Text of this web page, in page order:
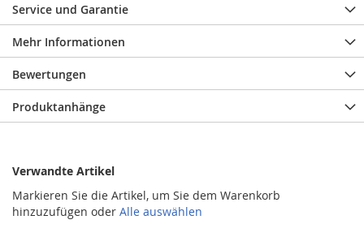
Service und Garantie
Mehr Informationen
Bewertungen
Produktanhänge
Verwandte Artikel
Markieren Sie die Artikel, um Sie dem Warenkorb
hinzuzufügen oder Alle auswählen